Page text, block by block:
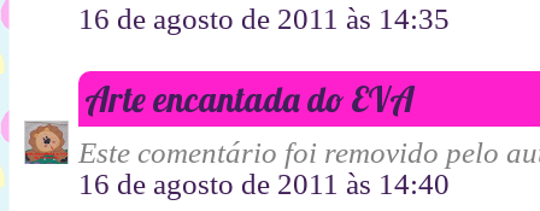
16 de agosto de 2011 às 14:35
Arte encantada do EVA
Este comentário foi removido pelo
16 de agosto de 2011 às 14:40